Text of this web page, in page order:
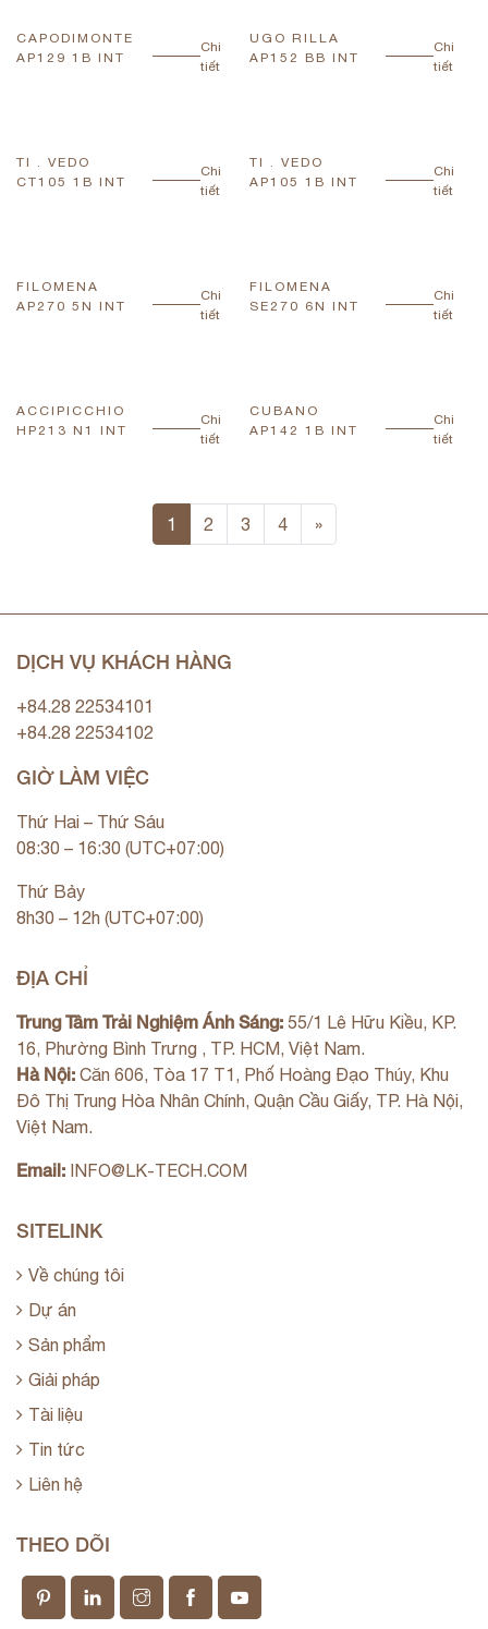
CAPODIMONTE
AP129 1B INT
Chi
tiết
UGO RILLA
AP152 BB INT
Chi
tiết
TI . VEDO
CT105 1B INT
Chi
tiết
TI . VEDO
AP105 1B INT
Chi
tiết
FILOMENA
AP270 5N INT
Chi
tiết
FILOMENA
SE270 6N INT
Chi
tiết
ACCIPICCHIO
HP213 N1 INT
Chi
tiết
CUBANO
AP142 1B INT
Chi
tiết
1 2 3 4 »
DỊCH VỤ KHÁCH HÀNG
+84.28 22534101
+84.28 22534102
GIỜ LÀM VIỆC
Thứ Hai – Thứ Sáu
08:30 – 16:30 (UTC+07:00)
Thứ Bảy
8h30 – 12h (UTC+07:00)
ĐỊA CHỈ
Trung Tâm Trải Nghiệm Ánh Sáng: 55/1 Lê Hữu Kiều, KP.
16, Phường Bình Trưng , TP. HCM, Việt Nam.
Hà Nội: Căn 606, Tòa 17 T1, Phố Hoàng Đạo Thúy, Khu
Đô Thị Trung Hòa Nhân Chính, Quận Cầu Giấy, TP. Hà Nội,
Việt Nam.
Email: INFO@LK-TECH.COM
SITELINK
Về chúng tôi
Dự án
Sản phẩm
Giải pháp
Tài liệu
Tin tức
Liên hệ
THEO DÕI